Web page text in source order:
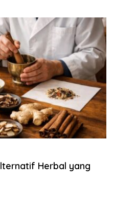
Herbal yang